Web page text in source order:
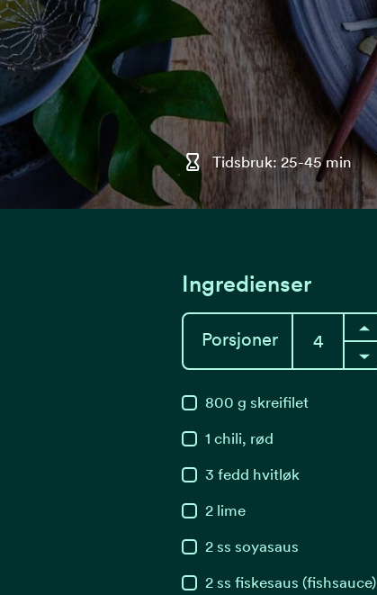
Tidsbruk: 25-45 min
Ingredienser
Porsjoner
800 g skreifilet
1 chili, rød
3 fedd hvitløk
2 lime
2 ss soyasaus
2 ss fiskesaus (fishsauce)